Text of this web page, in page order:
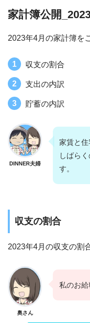
家計簿公開
2023年4月の家計簿を
収支の割合
支出の内訳
貯蓄の内訳
DINNER夫婦
家賃と住
しばら
す。
収支の割合
2023年4月の収支の割
奥さん
私のお給